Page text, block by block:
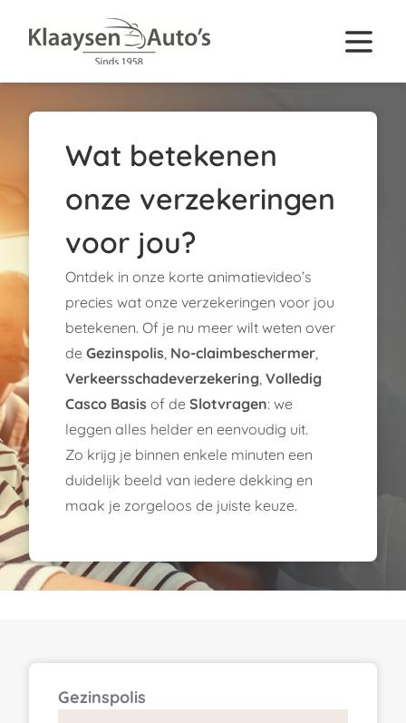
Wat betekenen
onze verzekeringen
voor jou?
Ontdek in onze korte animatievideo’s
precies wat onze verzekeringen voor jou
betekenen. Of je nu meer wilt weten over
de Gezinspolis, No-claimbeschermer,
Verkeersschadeverzekering, Volledig
Casco Basis of de Slotvragen: we
leggen alles helder en eenvoudig uit.
Zo krijg je binnen enkele minuten een
duidelijk beeld van iedere dekking en
maak je zorgeloos de juiste keuze.
Gezinspolis